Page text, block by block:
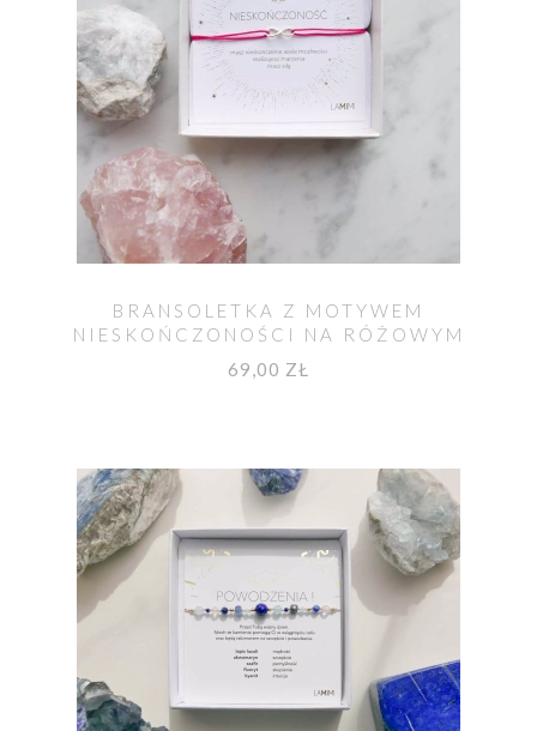
BRANSOLETKA Z MOTYWEM
NIESKOŃCZONOŚCI NA RÓŻOWYM
SZNURKU
69,00 ZŁ